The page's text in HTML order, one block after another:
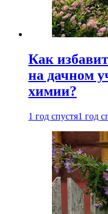
Как
на дачном
химии?
1 год спустя1 год